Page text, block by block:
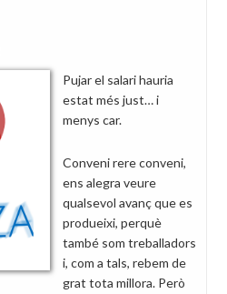
Pujar el salari hauria
estat més just… i
menys car.
Conveni rere conveni,
ens alegra veure
qualsevol avanç que es
produeixi, perquè
també som treballadors
i, com a tals, rebem de
grat tota millora. Però